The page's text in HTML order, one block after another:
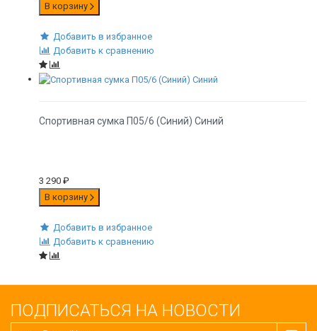
В корзину
Добавить в избранное
Добавить к сравнению
Спортивная сумка П05/6 (Синий) Синий
3 290 ₽
В корзину
Добавить в избранное
Добавить к сравнению
ПОДПИСАТЬСЯ НА НОВОСТИ